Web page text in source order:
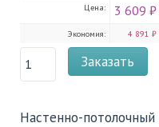
Цена: 3 609 ₽
Экономия: 4 891 ₽
Заказать
Настенно-